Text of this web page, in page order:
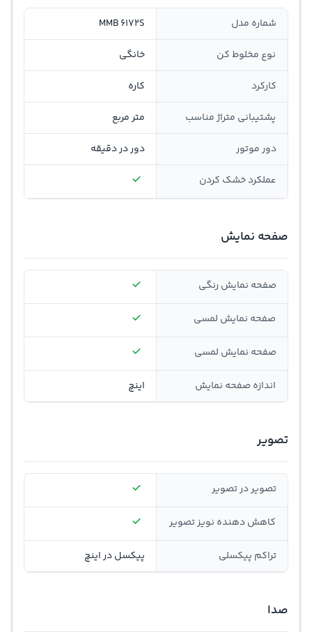
شماره مدل MMB 6172S
نوع مخلوط کن خانگی
کارکرد کاره
پشتیبانی متراژ مناسب متر مربع
دور موتور دور در دقیقه
عملکرد خشک کردن
صفحه نمایش
صفحه نمایش رنگی
صفحه نمایش لمسی
صفحه نمایش لمسی
اندازه صفحه نمایش اینچ
تصویر
تصویر در تصویر
کاهش دهنده نویز تصویر
تراکم پیکسلی پیکسل در اینچ
صدا